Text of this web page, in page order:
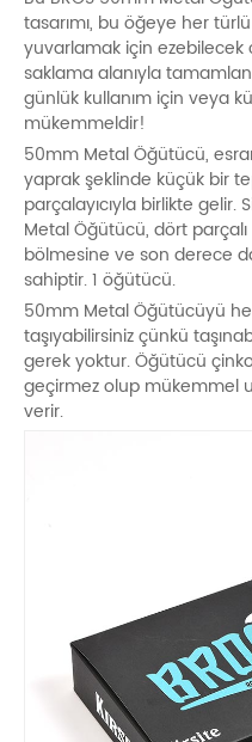
tasarımı, bu öğeye her
yuvarlamak için
saklama alanıyla
günlük kullanım için veya
mükemmeldir!
50mm Metal Öğütücü,
yaprak şeklinde küçük bir
parçalayıcıyla birlikte
Metal Öğütücü, dört
bölmesine ve son derece
sahiptir. 1 öğütücü.
50mm Metal Öğütücüyü
taşıyabilirsiniz çünkü
gerek yoktur. Öğütücü çinko
geçirmez olup mükemmel
verir.